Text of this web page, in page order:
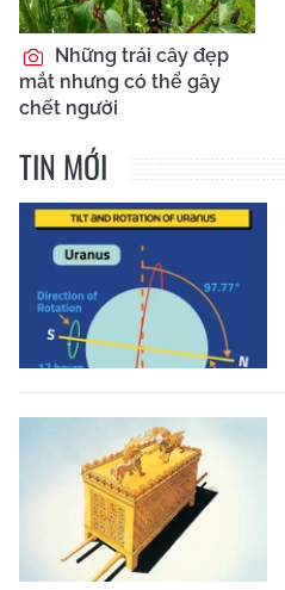
Những trái cây đẹp
mắt nhưng có thể gây
chết người
TIN MỚI